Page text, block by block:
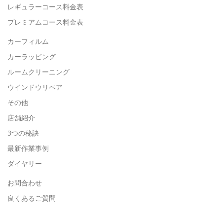
レギュラーコース料金表
プレミアムコース料金表
カーフィルム
カーラッピング
ルームクリーニング
ウインドウリペア
その他
店舗紹介
3つの秘訣
最新作業事例
ダイヤリー
お問合わせ
良くあるご質問